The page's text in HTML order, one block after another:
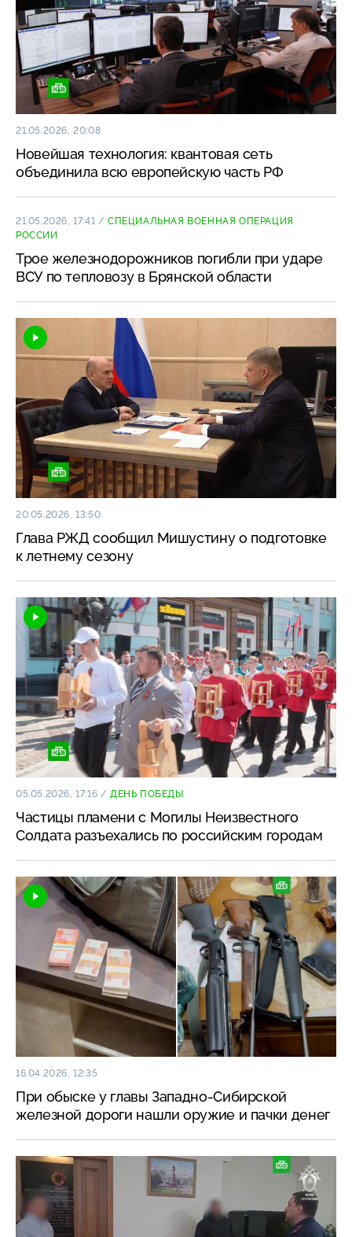
21.05.2026, 20:08
Новейшая технология: квантовая сеть
объединила всю европейскую часть РФ
21.05.2026, 17:41 /СПЕЦИАЛЬНАЯ ВОЕННАЯ ОПЕРАЦИЯ
РОССИИ
Трое железнодорожников погибли при ударе
ВСУ по тепловозу в Брянской области
20.05.2026, 13:50
Глава РЖД сообщил Мишустину о подготовке
к летнему сезону
05.05.2026, 17:16 /ДЕНЬ ПОБЕДЫ
Частицы пламени с Могилы Неизвестного
Солдата разъехались по российским городам
16.04.2026, 12:35
При обыске у главы Западно-Сибирской
железной дороги нашли оружие и пачки денег